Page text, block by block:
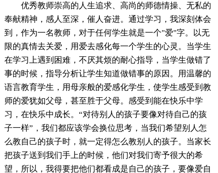
优秀教师崇高的人生追求、高尚的师德情操、无私的
奉献精神，感人至深，催人奋进。通过学习，我深刻体会
到，作为一名教师，对于任何学生就是一个"爱"字。以无
限的真情去关爱，用爱去感化每一个学生的心灵。当学生
在学习上遇到困难，不厌其烦的耐心指导，当学生做错了
事的时候，指导分析让学生知道做错事的原因。用温馨的
语言教育学生，用母亲般的爱感化学生，使学生感受到教
师的爱犹如父母，甚至胜于父母。感受到能在快乐中学
习，在快乐中成长。“对待别人的孩子要像对待自己的孩
子一样”，我们都应该学会换位思考，当我们希望别人怎
么教自己的孩子时，就一定得怎么教别人的孩子。当家长
把孩子送到我们手上的时候，他们对我们寄予很大的希
望，所以，我得要把他们都看成是自己的孩子，要像爱自